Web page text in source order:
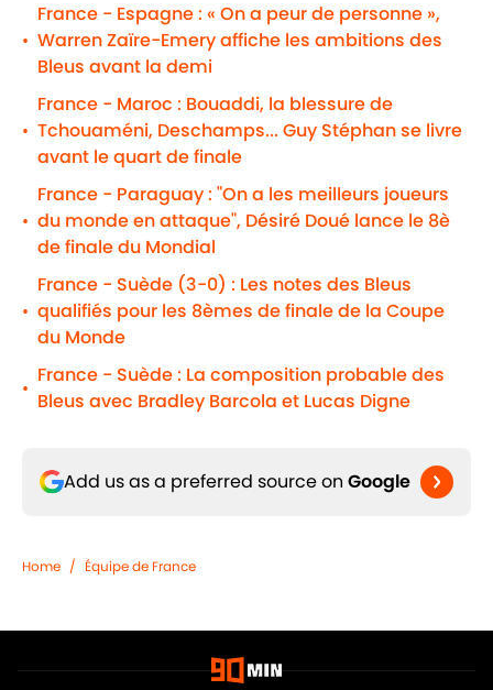
•
France - Espagne : « On a peur de personne »,
Warren Zaïre-Emery affiche les ambitions des
Bleus avant la demi
•
France - Maroc : Bouaddi, la blessure de
Tchouaméni, Deschamps... Guy Stéphan se livre
avant le quart de finale
•
France - Paraguay : "On a les meilleurs joueurs
du monde en attaque", Désiré Doué lance le 8è
de finale du Mondial
•
France - Suède (3-0) : Les notes des Bleus
qualifiés pour les 8èmes de finale de la Coupe
du Monde
•
France - Suède : La composition probable des
Bleus avec Bradley Barcola et Lucas Digne
Add us as a preferred source on Google
Home / Équipe de France